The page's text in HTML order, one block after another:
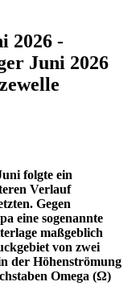
2026 -
Juni 2026
folgte ein
Verlauf
Gegen
eine sogenannte
maßgeblich
von zwei
der Höhenströmung
Omega (Ω)